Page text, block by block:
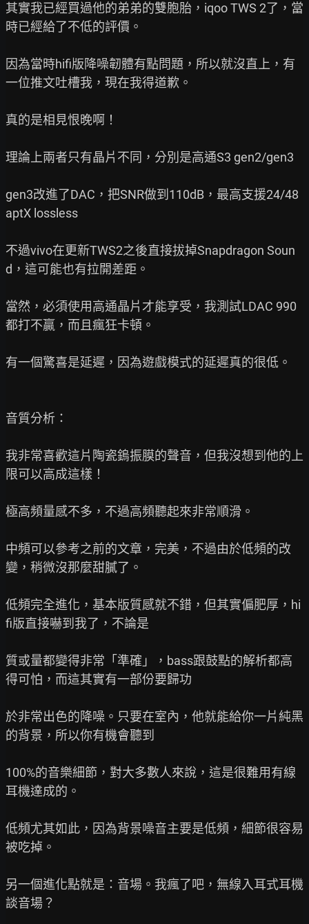
其實我已經買過他的弟弟的雙胞胎，iqoo TWS 2了，當
時已經給了不低的評價。
因為當時hifi版降噪韌體有點問題，所以就沒直上，有
一位推文吐槽我，現在我得道歉。
真的是相見恨晚啊！
理論上兩者只有晶片不同，分別是高通S3 gen2/gen3
gen3改進了DAC，把SNR做到110dB，最高支援24/48
aptX lossless
不過vivo在更新TWS2之後直接拔掉Snapdragon Soun
d，這可能也有拉開差距。
當然，必須使用高通晶片才能享受，我測試LDAC 990
都打不贏，而且瘋狂卡頓。
有一個驚喜是延遲，因為遊戲模式的延遲真的很低。
音質分析：
我非常喜歡這片陶瓷鎢振膜的聲音，但我沒想到他的上
限可以高成這樣！
極高頻量感不多，不過高頻聽起來非常順滑。
中頻可以參考之前的文章，完美，不過由於低頻的改
變，稍微沒那麼甜膩了。
低頻完全進化，基本版質感就不錯，但其實偏肥厚，hi
fi版直接嚇到我了，不論是
質或量都變得非常「準確」，bass跟鼓點的解析都高
得可怕，而這其實有一部份要歸功
於非常出色的降噪。只要在室內，他就能給你一片純黑
的背景，所以你有機會聽到
100%的音樂細節，對大多數人來說，這是很難用有線
耳機達成的。
低頻尤其如此，因為背景噪音主要是低頻，細節很容易
被吃掉。
另一個進化點就是：音場。我瘋了吧，無線入耳式耳機
談音場？